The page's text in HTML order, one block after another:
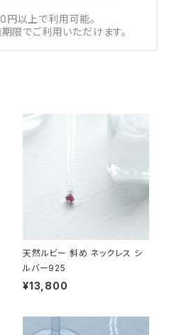
以上で利用可能。
限でご利用いただけます。
天然ルビー 斜め ネックレス シ
ルバー925
¥13,800